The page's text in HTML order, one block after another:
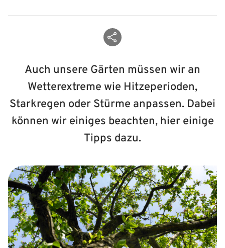
Beitrag teilen
Auch unsere Gärten müssen wir an
Wetterextreme wie Hitzeperioden,
Starkregen oder Stürme anpassen. Dabei
können wir einiges beachten, hier einige
Tipps dazu.